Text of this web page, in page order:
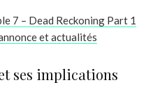
7 – Dead Reckoning Part 1
et actualités
ses implications